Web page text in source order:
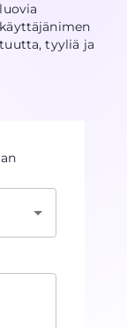
tyyliä ja